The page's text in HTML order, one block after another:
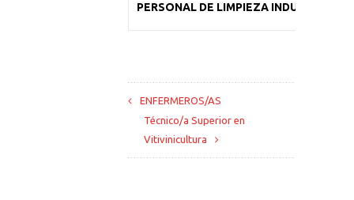
PERSONAL DE LIMPIEZA INDUSTRIAL
ENFERMEROS/AS
Técnico/a Superior en
Vitivinicultura